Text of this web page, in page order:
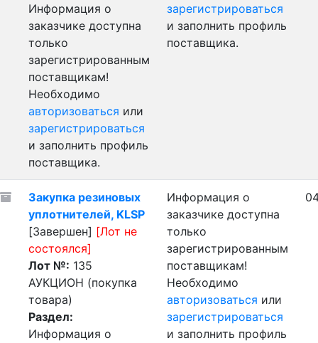
Информация о
заказчике доступна
только
зарегистрированным
поставщикам!
Необходимо
авторизоваться или
зарегистрироваться
и заполнить профиль
поставщика.
зарегистрироваться
и заполнить профиль
поставщика.
Закупка резиновых
уплотнителей, KLSP
[Завершен] [Лот не
состоялся]
Лот №: 135
АУКЦИОН (покупка
товара)
Раздел:
Информация о
Информация о
заказчике доступна
только
зарегистрированным
поставщикам!
Необходимо
авторизоваться или
зарегистрироваться
и заполнить профиль